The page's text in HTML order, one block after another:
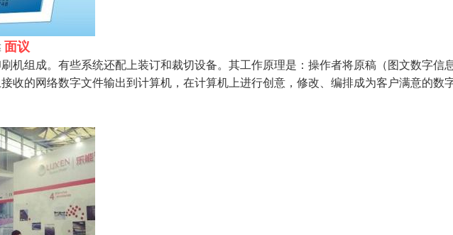
面议
机组成。有些系统还配上装订和裁切设备。其工作原理是：操作者将原稿（图文数字信
收的网络数字文件输出到计算机，在计算机上进行创意，修改、编排成为客户满意的数